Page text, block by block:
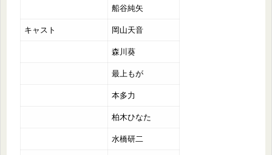
船谷純矢
キャスト 岡山天音
森川葵
最上もが
本多力
柏木ひなた
水橋研二